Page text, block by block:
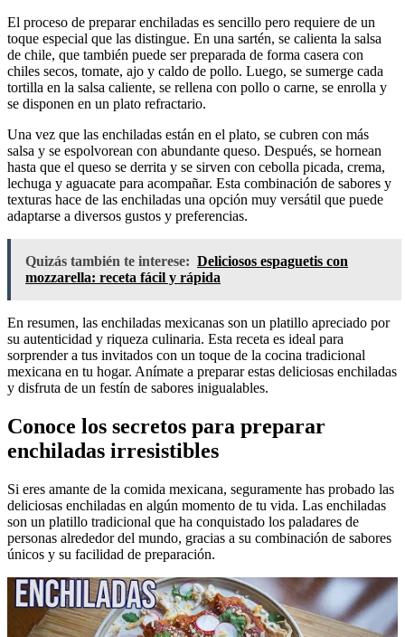
El proceso de preparar enchiladas es sencillo pero requiere de un
toque especial que las distingue. En una sartén, se calienta la salsa
de chile, que también puede ser preparada de forma casera con
chiles secos, tomate, ajo y caldo de pollo. Luego, se sumerge cada
tortilla en la salsa caliente, se rellena con pollo o carne, se enrolla y
se disponen en un plato refractario.
Una vez que las enchiladas están en el plato, se cubren con más
salsa y se espolvorean con abundante queso. Después, se hornean
hasta que el queso se derrita y se sirven con cebolla picada, crema,
lechuga y aguacate para acompañar. Esta combinación de sabores y
texturas hace de las enchiladas una opción muy versátil que puede
adaptarse a diversos gustos y preferencias.
Quizás también te interese: Deliciosos espaguetis con
mozzarella: receta fácil y rápida
En resumen, las enchiladas mexicanas son un platillo apreciado por
su autenticidad y riqueza culinaria. Esta receta es ideal para
sorprender a tus invitados con un toque de la cocina tradicional
mexicana en tu hogar. Anímate a preparar estas deliciosas enchiladas
y disfruta de un festín de sabores inigualables.
Conoce los secretos para preparar
enchiladas irresistibles
Si eres amante de la comida mexicana, seguramente has probado las
deliciosas enchiladas en algún momento de tu vida. Las enchiladas
son un platillo tradicional que ha conquistado los paladares de
personas alrededor del mundo, gracias a su combinación de sabores
únicos y su facilidad de preparación.